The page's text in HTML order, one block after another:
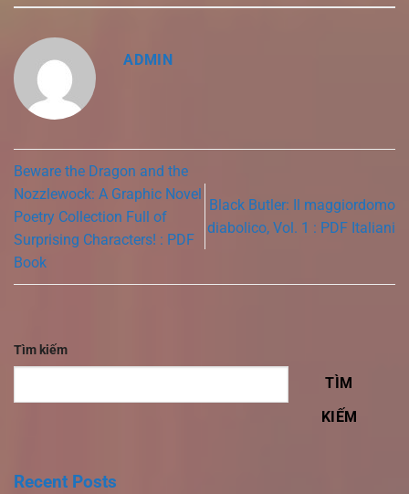
ADMIN
Beware the Dragon and the
Nozzlewock: A Graphic Novel
Poetry Collection Full of
Surprising Characters! : PDF
Book
Black Butler: Il maggiordomo
diabolico, Vol. 1 : PDF Italiani
Tìm kiếm
TÌM
KIẾM
Recent Posts